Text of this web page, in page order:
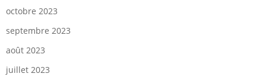
octobre 2023
septembre 2023
août 2023
juillet 2023